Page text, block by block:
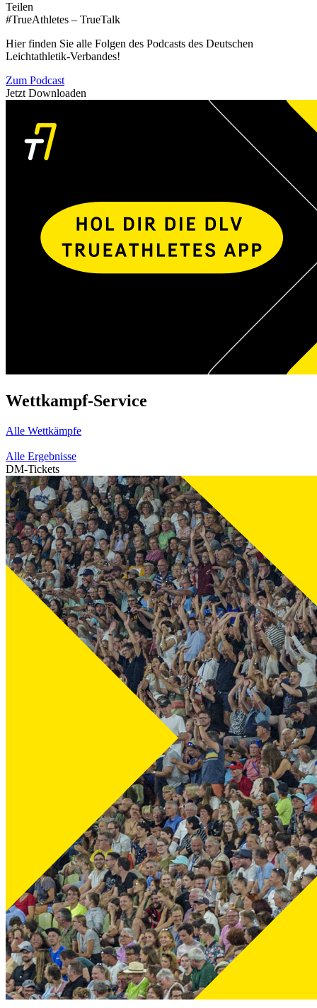
Teilen
#TrueAthletes – TrueTalk
Hier finden Sie alle Folgen des Podcasts des Deutschen
Leichtathletik-Verbandes!
Zum Podcast
Jetzt Downloaden
Wettkampf-Service
Alle Wettkämpfe
Alle Ergebnisse
DM-Tickets